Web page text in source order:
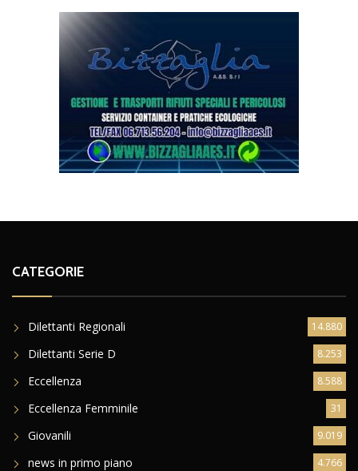
CATEGORIE
Dilettanti Regionali 14.880
Dilettanti Serie D 8.253
Eccellenza 8.588
Eccellenza Femminile 31
Giovanili 9.019
news in primo piano 4.766